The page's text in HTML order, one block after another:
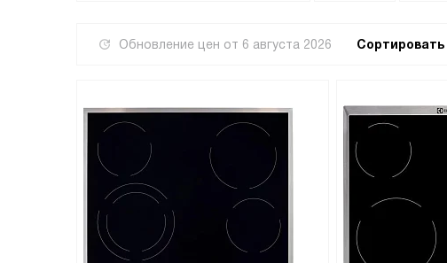
Обновление цен от 6 августа 2026 Сортировать